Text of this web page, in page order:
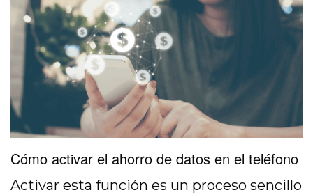
Cómo activar el ahorro de datos en el teléfono
Activar esta función es un proceso sencillo